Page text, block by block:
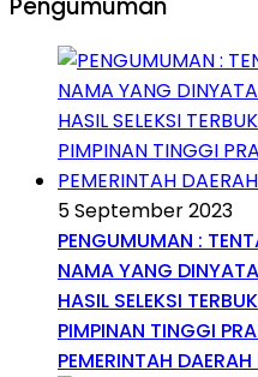
5 September 2023
PENGUMUMAN :
NAMA YANG
HASIL SELEKSI
PIMPINAN TINGGI
PEMERINTAH